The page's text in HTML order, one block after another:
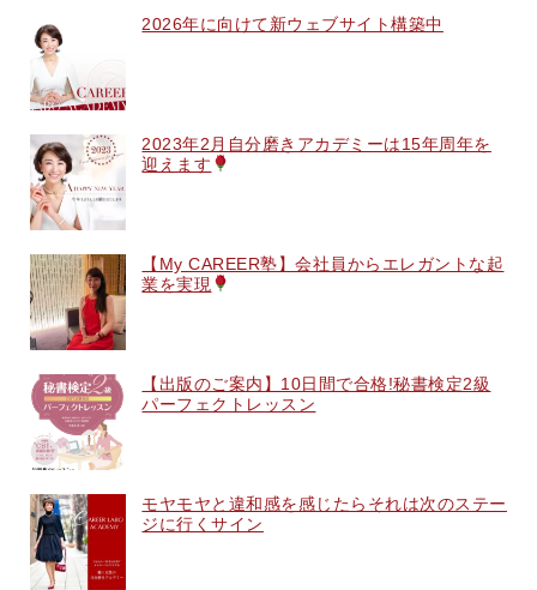
2026年に向けて新ウェブサイト構築中
2023年2月自分磨きアカデミーは15年周年を
迎えます
【My CAREER塾】会社員からエレガントな起
業を実現
【出版のご案内】10日間で合格!秘書検定2級
パーフェクトレッスン
モヤモヤと違和感を感じたらそれは次のステー
ジに行くサイン